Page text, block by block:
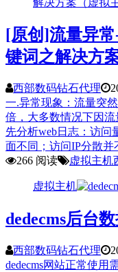
[原创]流量异
键词之解决方
西部数码钻石代理
一.异常现象：流量突
倍，大多数情况下因
先分析web日志：访问
面不同；访问IP分散并
266 阅读
虚拟主机
虚拟主机
dedecms后台
西部数码钻石代理
dedecms网站正常使用